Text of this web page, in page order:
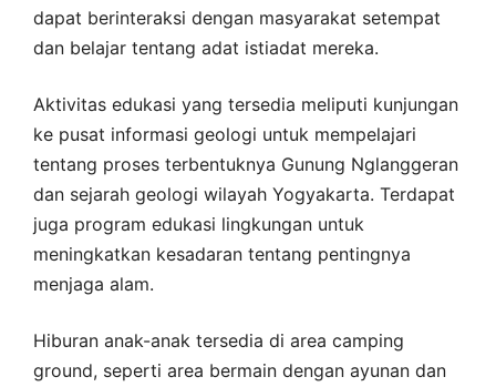
dapat berinteraksi dengan masyarakat setempat
dan belajar tentang adat istiadat mereka.
Aktivitas edukasi yang tersedia meliputi kunjungan
ke pusat informasi geologi untuk mempelajari
tentang proses terbentuknya Gunung Nglanggeran
dan sejarah geologi wilayah Yogyakarta. Terdapat
juga program edukasi lingkungan untuk
meningkatkan kesadaran tentang pentingnya
menjaga alam.
Hiburan anak-anak tersedia di area camping
ground, seperti area bermain dengan ayunan dan